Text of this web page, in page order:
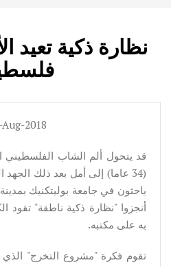
نظارة ذكية تعيد
2018
قد يتحول ألم الشاب
(34 عاما) إلى أمل بعد ذلك
باحثون في جامعة بوليتكنيك
أنجزوا "نظارة ذكية ناطقة" تقود
به على مكتبه.
تقوم فكرة "مشروع التخرج" الذي